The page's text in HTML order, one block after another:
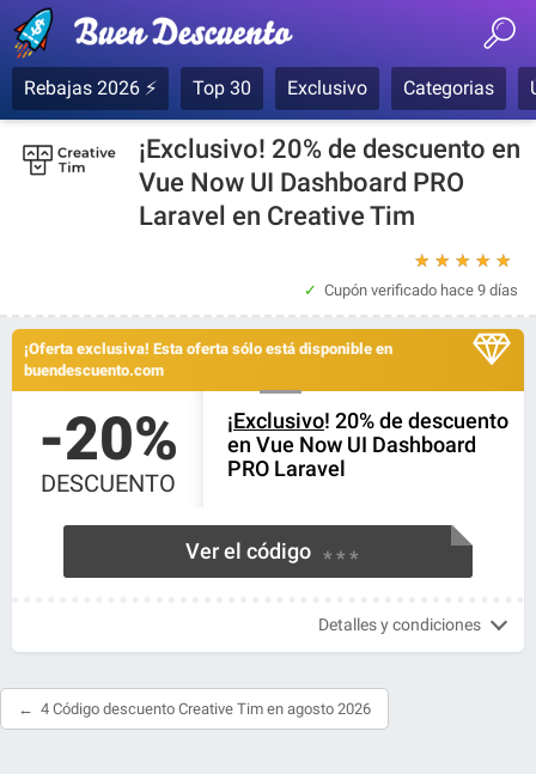
Rebajas 2026 ⚡ Top 30 Exclusivo Categorias
¡Exclusivo! 20% de descuento en
Vue Now UI Dashboard PRO
Laravel en Creative Tim
★
★
★
★
★
Cupón verificado hace 9 días
¡Oferta exclusiva! Esta oferta sólo está disponible en
buendescuento.com
-20%
DESCUENTO
¡Exclusivo! 20% de descuento
en Vue Now UI Dashboard
PRO Laravel
Ver el código * * *
Detalles y condiciones
4 Código descuento Creative Tim en agosto 2026